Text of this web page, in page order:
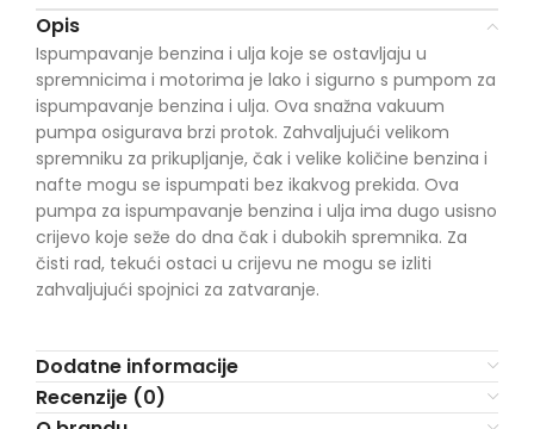
Opis
Ispumpavanje benzina i ulja koje se ostavljaju u
spremnicima i motorima je lako i sigurno s pumpom za
ispumpavanje benzina i ulja. Ova snažna vakuum
pumpa osigurava brzi protok. Zahvaljujući velikom
spremniku za prikupljanje, čak i velike količine benzina i
nafte mogu se ispumpati bez ikakvog prekida. Ova
pumpa za ispumpavanje benzina i ulja ima dugo usisno
crijevo koje seže do dna čak i dubokih spremnika. Za
čisti rad, tekući ostaci u crijevu ne mogu se izliti
zahvaljujući spojnici za zatvaranje.
Dodatne informacije
Recenzije (0)